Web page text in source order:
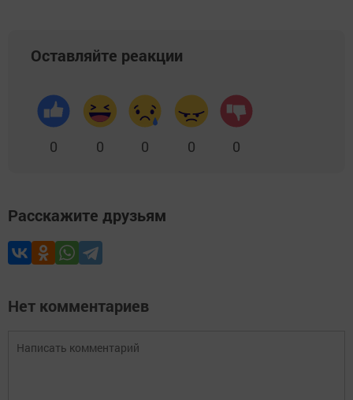
Оставляйте реакции
0 0 0 0 0
Расскажите друзьям
Нет комментариев